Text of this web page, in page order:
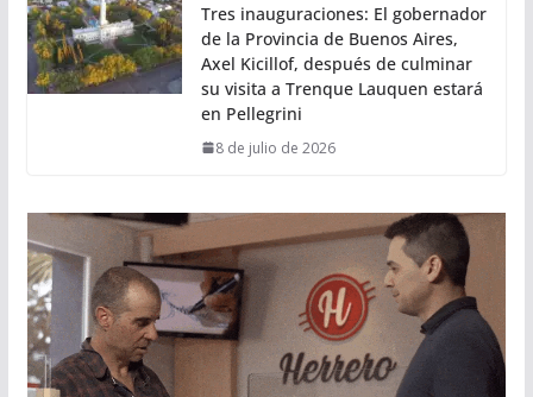
Tres inauguraciones: El gobernador
de la Provincia de Buenos Aires,
Axel Kicillof, después de culminar
su visita a Trenque Lauquen estará
en Pellegrini
8 de julio de 2026